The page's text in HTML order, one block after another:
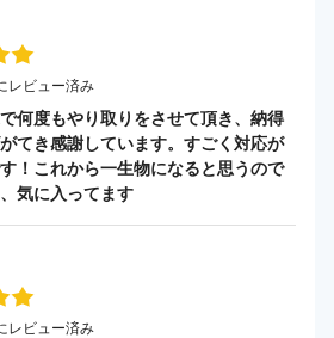
レビュー済み
何度もやり取りをさせて頂き、納得
てき感謝しています。すごく対応が
！これから一生物になると思うので
気に入ってます
レビュー済み